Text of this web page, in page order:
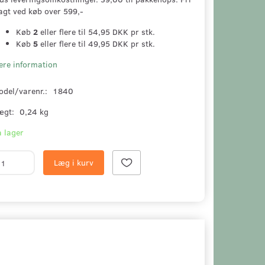
ved køb over 599,-
Køb 2eller flere til 54,95 DKK pr stk.
Køb 5eller flere til 49,95 DKK pr stk.
information
varenr.:
1840
0,24 kg
lager
Læg i kurv